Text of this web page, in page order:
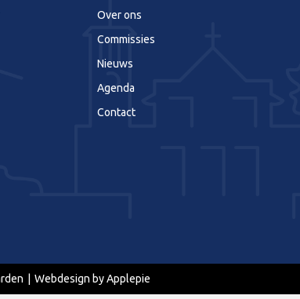
Over ons
Commissies
Nieuws
Agenda
Contact
Webdesign by Applepie